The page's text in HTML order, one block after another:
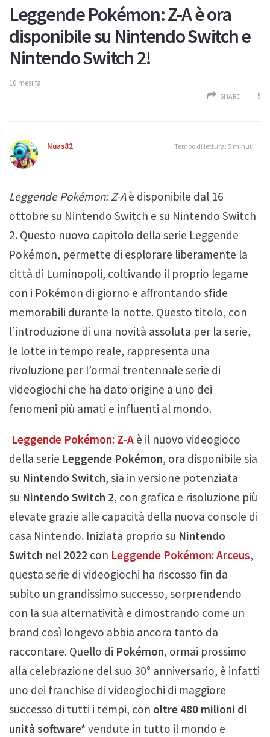
Leggende Pokémon: Z-A è ora
disponibile su Nintendo Switch e
Nintendo Switch 2!
10 mesi fa
SHARE
Nuas82 Tempo di lettura: 5 minuti
Leggende Pokémon: Z-Aè disponibile dal 16
ottobre su Nintendo Switch e su Nintendo Switch
2. Questo nuovo capitolo della serie Leggende
Pokémon, permette di esplorare liberamente la
città di Luminopoli, coltivando il proprio legame
con i Pokémon di giorno e affrontando sfide
memorabili durante la notte. Questo titolo, con
l’introduzione di una novità assoluta per la serie,
le lotte in tempo reale, rappresenta una
rivoluzione per l’ormai trentennale serie di
videogiochi che ha dato origine a uno dei
fenomeni più amati e influenti al mondo.
Leggende Pokémon: Z-A è il nuovo videogioco
della serie Leggende Pokémon, ora disponibile sia
su Nintendo Switch, sia in versione potenziata
su Nintendo Switch 2, con grafica e risoluzione più
elevate grazie alle capacità della nuova console di
casa Nintendo. Iniziata proprio su Nintendo
Switch nel 2022 con Leggende Pokémon: Arceus,
questa serie di videogiochi ha riscosso fin da
subito un grandissimo successo, sorprendendo
con la sua alternatività e dimostrando come un
brand così longevo abbia ancora tanto da
raccontare. Quello di Pokémon, ormai prossimo
alla celebrazione del suo 30° anniversario, è infatti
uno dei franchise di videogiochi di maggiore
successo di tutti i tempi, con oltre 480 milioni di
unità software*vendute in tutto il mondo e